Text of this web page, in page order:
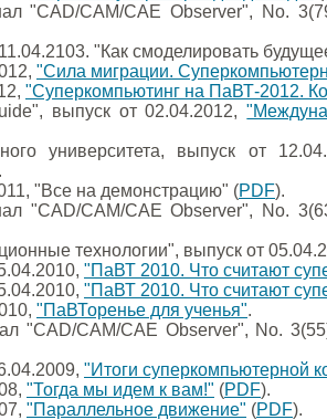
"CAD/CAM/CAE Observer", No.
"Как смоделировать
"Сила миграции.
"Суперкомпьютинг на ПаВТ-2012.
выпуск от 02.04.2012,
университета, выпуск от
.
"Все на демонстрацию" (PDF).
"CAD/CAM/CAE Observer", No.
технологии", выпуск от
"ПаВТ 2010. Что считают
"ПаВТ 2010. Что считают
"ПаВТоренье для ученья".
"CAD/CAM/CAE Observer", No.
"Итоги суперкомпьютерной
"Тогда мы идем к вам!" (PDF).
"Параллельное движение" (PDF).